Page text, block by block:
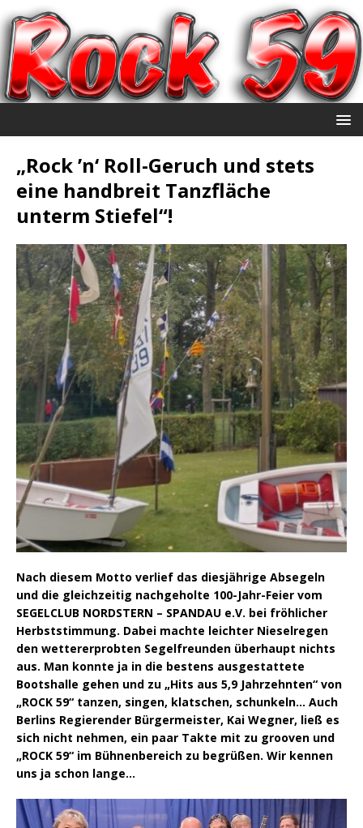
„Rock ’n‘ Roll-Geruch und stets
eine handbreit Tanzfläche
unterm Stiefel“!
Nach diesem Motto verlief das diesjährige Absegeln
und die gleichzeitig nachgeholte 100-Jahr-Feier vom
SEGELCLUB NORDSTERN – SPANDAU e.V. bei fröhlicher
Herbststimmung. Dabei machte leichter Nieselregen
den wettererprobten Segelfreunden überhaupt nichts
aus. Man konnte ja in die bestens ausgestattete
Bootshalle gehen und zu „Hits aus 5,9 Jahrzehnten“ von
„ROCK 59“ tanzen, singen, klatschen, schunkeln… Auch
Berlins Regierender Bürgermeister, Kai Wegner, ließ es
sich nicht nehmen, ein paar Takte mit zu grooven und
„ROCK 59“ im Bühnenbereich zu begrüßen. Wir kennen
uns ja schon lange…